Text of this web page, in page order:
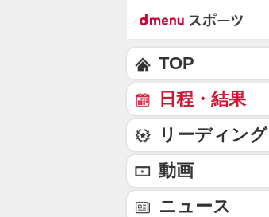
TOP
日程・結果
リーディング
動画
ニュース